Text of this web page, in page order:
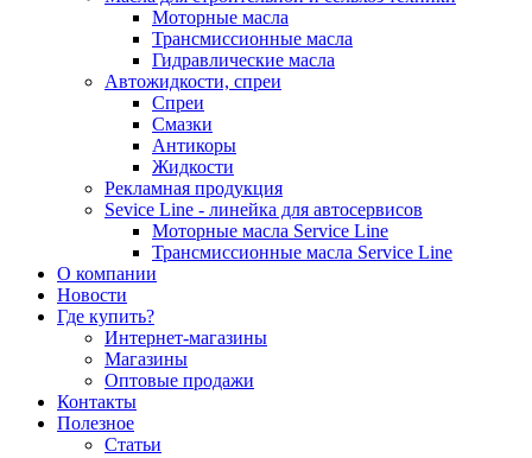
Моторные масла
Трансмиссионные масла
Гидравлические масла
Автожидкости, спреи
Спреи
Смазки
Антикоры
Жидкости
Рекламная продукция
Sevice Line - линейка для автосервисов
Моторные масла Service Line
Трансмиссионные масла Service Line
О компании
Новости
Где купить?
Интернет-магазины
Магазины
Оптовые продажи
Контакты
Полезное
Статьи